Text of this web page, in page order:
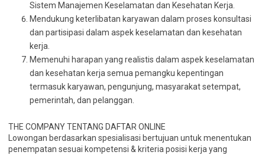
Sistem Manajemen Keselamatan dan Kesehatan Kerja.
Mendukung keterlibatan karyawan dalam proses konsultasi
dan partisipasi dalam aspek keselamatan dan kesehatan
kerja.
Memenuhi harapan yang realistis dalam aspek keselamatan
dan kesehatan kerja semua pemangku kepentingan
termasuk karyawan, pengunjung, masyarakat setempat,
pemerintah, dan pelanggan.
THE COMPANY TENTANG DAFTAR ONLINE
Lowongan berdasarkan spesialisasi bertujuan untuk menentukan
penempatan sesuai kompetensi & kriteria posisi kerja yang